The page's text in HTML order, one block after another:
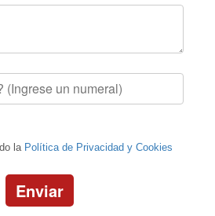
la Política de Privacidad y Cookies
Enviar